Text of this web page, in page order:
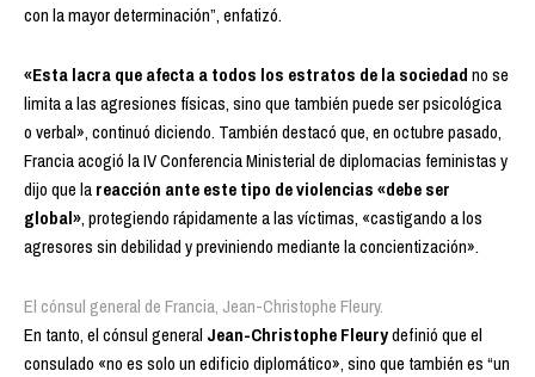
con la mayor determinación”, enfatizó.
«Esta lacra que afecta a todos los estratos de la sociedadno se
limita a las agresiones físicas, sino que también puede ser psicológica
o verbal», continuó diciendo. También destacó que, en octubre pasado,
Francia acogió la IV Conferencia Ministerial de diplomacias feministas y
dijo que lareacción ante este tipo de violencias «debe ser
global», protegiendo rápidamente a las víctimas, «castigando a los
agresores sin debilidad y previniendo mediante la concientización».
El cónsul general de Francia, Jean-Christophe Fleury.
En tanto, el cónsul general Jean-Christophe Fleurydefinió que el
consulado «no es solo un edificio diplomático», sino que también es “un